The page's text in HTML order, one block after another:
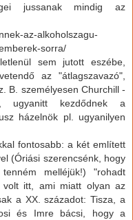
jussanak mindig az
az-alkoholszagu-
sorra/
sem jutott eszébe,
az "átlagszavazó",
B. személyesen Churchill -
ugyanitt kezdődnek a
házelnök pl. ugyanilyen
fontosabb: a két említett
(Óriási szerencsénk, hogy
melléjük!) "rohadt
volt itt, ami miatt olyan az
a XX. századot: Tisza, a
és Imre bácsi, hogy a